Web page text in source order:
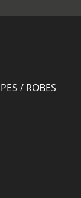
/ ROBES